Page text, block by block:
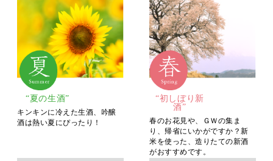
“初しぼり新
酒”
春のお花見や、ＧＷの集ま
り、帰省にいかがですか？新
米を使った、造りたての新酒
がおすすめです。
“夏の生酒”
キンキンに冷えた生酒、吟醸
酒は熱い夏にぴったり！